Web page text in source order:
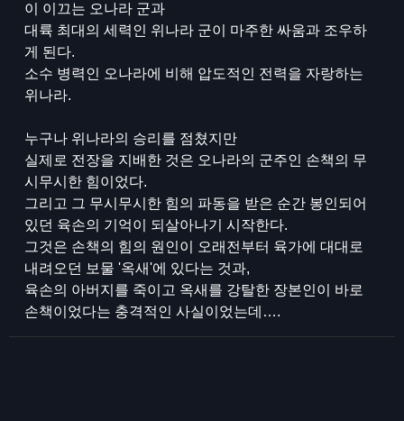
이 이끄는 오나라 군과
대륙 최대의 세력인 위나라 군이 마주한 싸움과 조우하
게 된다.
소수 병력인 오나라에 비해 압도적인 전력을 자랑하는
위나라.
누구나 위나라의 승리를 점쳤지만
실제로 전장을 지배한 것은 오나라의 군주인 손책의 무
시무시한 힘이었다.
그리고 그 무시무시한 힘의 파동을 받은 순간 봉인되어
있던 육손의 기억이 되살아나기 시작한다.
그것은 손책의 힘의 원인이 오래전부터 육가에 대대로
내려오던 보물 '옥새'에 있다는 것과,
육손의 아버지를 죽이고 옥새를 강탈한 장본인이 바로
손책이었다는 충격적인 사실이었는데….